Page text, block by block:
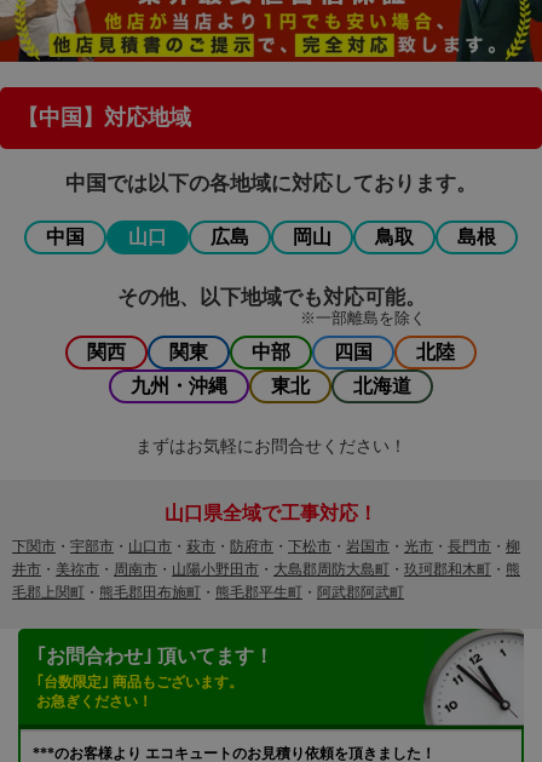
【中国】対応地域
中国では以下の各地域に対応しております。
中国 山口 広島 岡山 鳥取 島根
その他、以下地域でも対応可能。
※一部離島を除く
関西 関東 中部 四国
北陸
九州・沖縄
東北 北海道
まずはお気軽にお問合せください！
山口県全域で工事対応！
下関市 ・ 宇部市 ・ 山口市 ・ 萩市 ・ 防府市 ・ 下松市 ・ 岩国市 ・ 光市 ・ 長門市 ・ 柳
井市 ・ 美祢市 ・ 周南市 ・ 山陽小野田市 ・ 大島郡周防大島町 ・ 玖珂郡和木町 ・ 熊
毛郡上関町 ・ 熊毛郡田布施町 ・ 熊毛郡平生町 ・ 阿武郡阿武町
｢お問合わせ｣ 頂いてます！
｢台数限定｣ 商品もございます。
お急ぎください！